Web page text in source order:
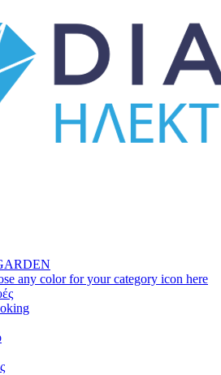
any color for your category icon here